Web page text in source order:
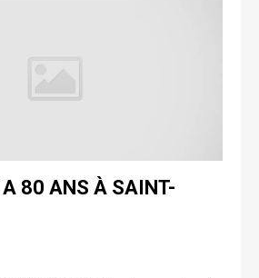
80 ANS À SAINT-